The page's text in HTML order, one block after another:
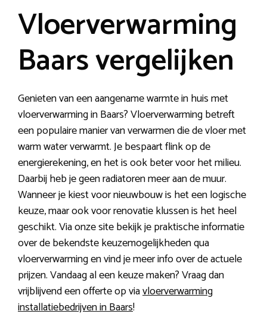
Vloerverwarming
Baars vergelijken
Genieten van een aangename warmte in huis met
vloerverwarming in Baars? Vloerverwarming betreft
een populaire manier van verwarmen die de vloer met
warm water verwarmt. Je bespaart flink op de
energierekening, en het is ook beter voor het milieu.
Daarbij heb je geen radiatoren meer aan de muur.
Wanneer je kiest voor nieuwbouw is het een logische
keuze, maar ook voor renovatie klussen is het heel
geschikt. Via onze site bekijk je praktische informatie
over de bekendste keuzemogelijkheden qua
vloerverwarming en vind je meer info over de actuele
prijzen. Vandaag al een keuze maken? Vraag dan
vrijblijvend een offerte op viavloerverwarming
installatiebedrijven in Baars!